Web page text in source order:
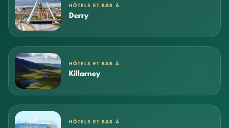
HÔTELS ET B&B À
Derry
HÔTELS ET B&B À
Killarney
HÔTELS ET B&B À